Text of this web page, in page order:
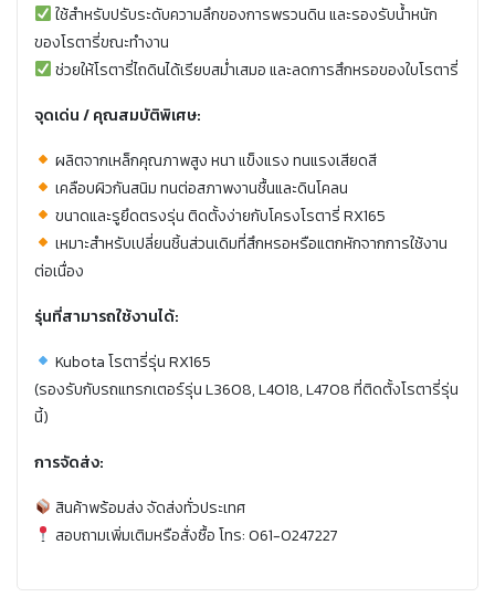
ใช้สำหรับปรับระดับความลึกของการพรวนดิน และรองรับน้ำหนัก
ของโรตารี่ขณะทำงาน
ช่วยให้โรตารี่ไถดินได้เรียบสม่ำเสมอ และลดการสึกหรอของใบโรตารี่
จุดเด่น / คุณสมบัติพิเศษ:
ผลิตจากเหล็กคุณภาพสูง หนา แข็งแรง ทนแรงเสียดสี
เคลือบผิวกันสนิม ทนต่อสภาพงานชื้นและดินโคลน
ขนาดและรูยึดตรงรุ่น ติดตั้งง่ายกับโครงโรตารี่ RX165
เหมาะสำหรับเปลี่ยนชิ้นส่วนเดิมที่สึกหรอหรือแตกหักจากการใช้งาน
ต่อเนื่อง
รุ่นที่สามารถใช้งานได้:
Kubota โรตารี่รุ่น RX165
(รองรับกับรถแทรกเตอร์รุ่น L3608, L4018, L4708 ที่ติดตั้งโรตารี่รุ่น
นี้)
การจัดส่ง:
สินค้าพร้อมส่ง จัดส่งทั่วประเทศ
สอบถามเพิ่มเติมหรือสั่งซื้อ โทร: 061-0247227